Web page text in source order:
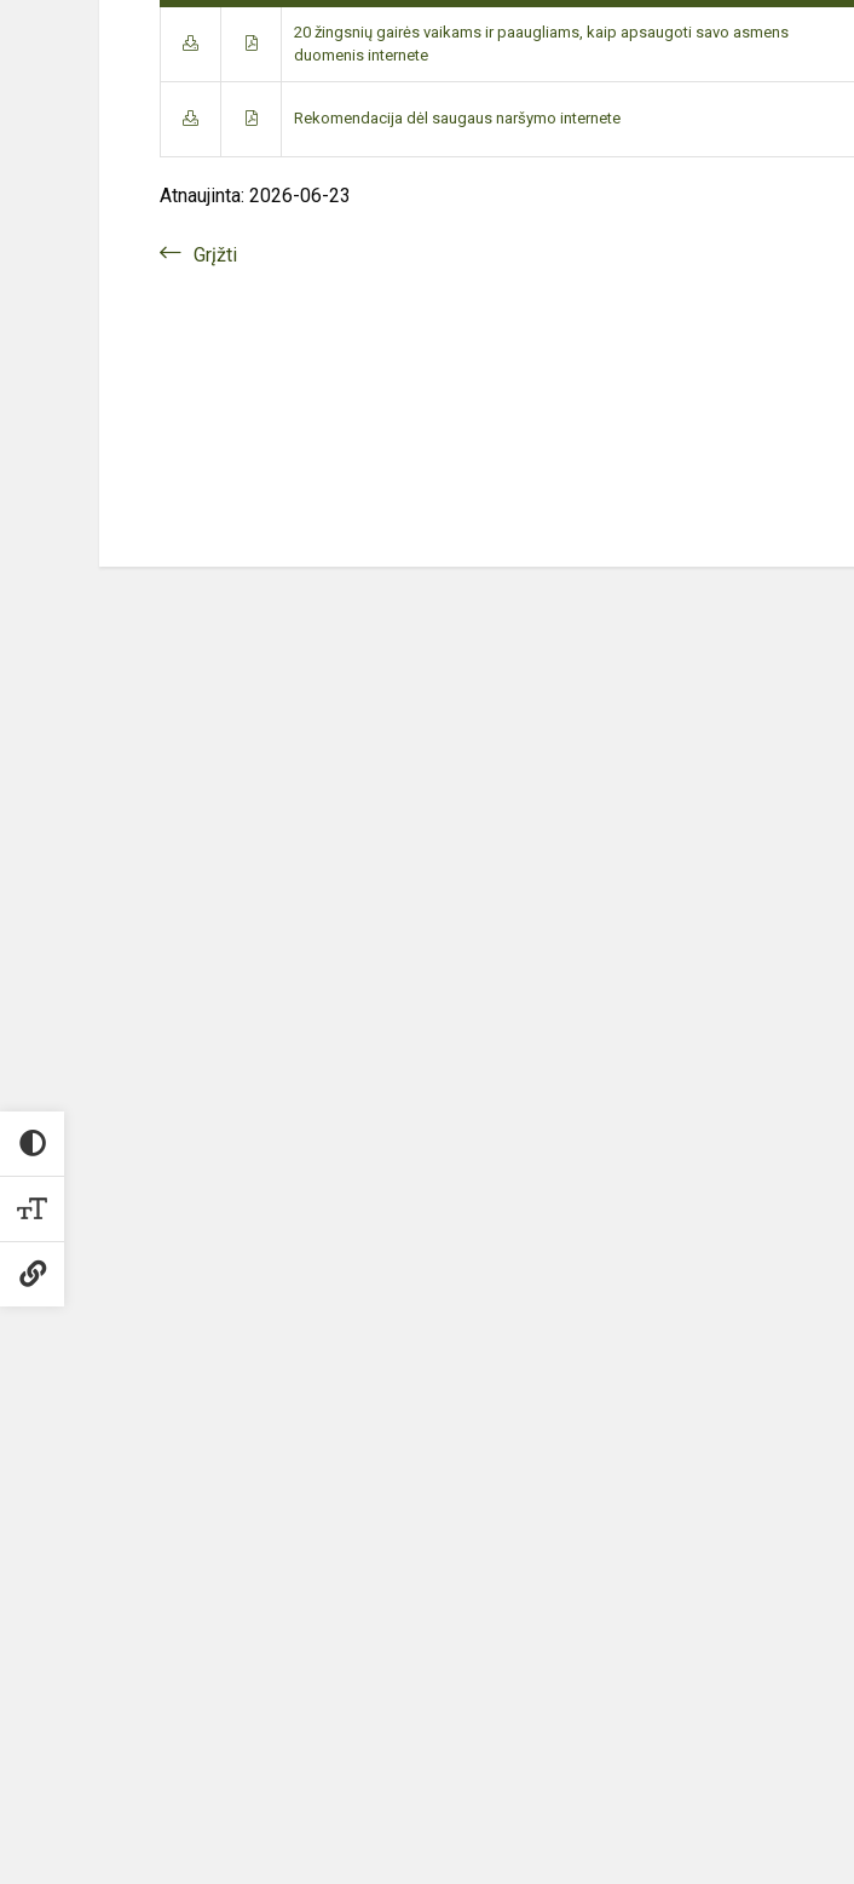
20 žingsnių gairės vaikams ir paaugliams, kaip apsaugoti savo asmens
duomenis internete
Rekomendacija dėl saugaus naršymo internete
Atnaujinta: 2026-06-23
Grįžti